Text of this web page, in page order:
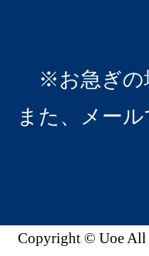
※お急ぎの
また、メー
Copyright © Uoe All